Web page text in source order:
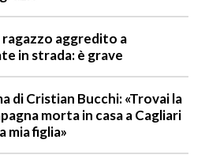
ragazzo aggredito a
in strada: è grave
di Cristian Bucchi: «Trovai la
morta in casa a Cagliari
mia figlia»